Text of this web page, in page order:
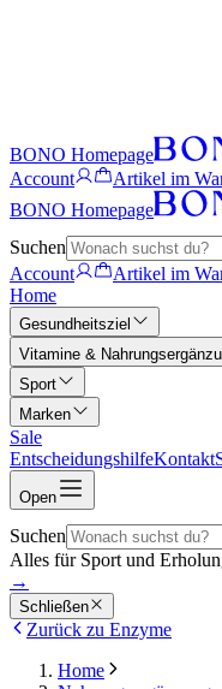
BONO Homepage
Account
Artikel im
BONO Homepage
Suchen
Account
Artikel im
Home
Gesundheitsziel
Vitamine &
Sport
Marken
Sale
EntscheidungshilfeKontakt
Open
Suchen
Alles für Sport und
→
Schließen
Zurück zu Enzyme
Home